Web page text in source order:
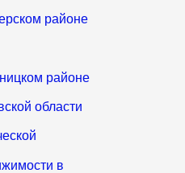
районе
районе
области
в